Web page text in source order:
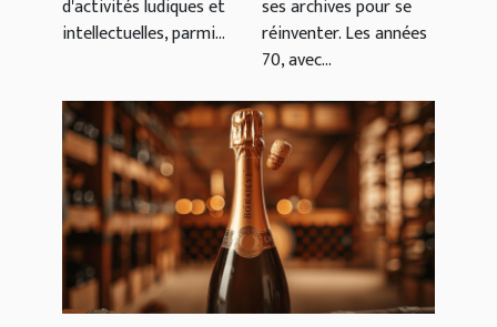
d'activités ludiques et
intellectuelles, parmi...
actuelle
ses archives pour se
réinventer. Les années
70, avec...